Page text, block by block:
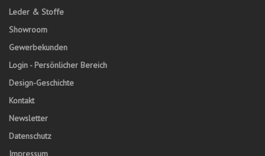
Leder & Stoffe
Showroom
Gewerbekunden
Login - Persönlicher Bereich
Design-Geschichte
Kontakt
Newsletter
Datenschutz
Impressum